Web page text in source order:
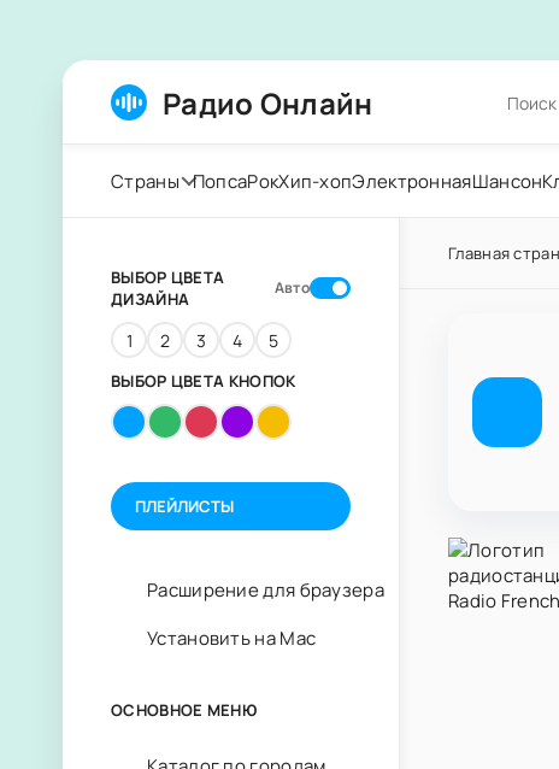
Радио Онлайн
Страны ПопсаРокХип-хопЭлектроннаяШансон
Главная
ВЫБОР ЦВЕТА
ДИЗАЙНА
Авто
1 2 3 4 5
ВЫБОР ЦВЕТА КНОПОК
ПЛЕЙЛИСТЫ
Расширение для браузера
Установить на Mac
ОСНОВНОЕ МЕНЮ